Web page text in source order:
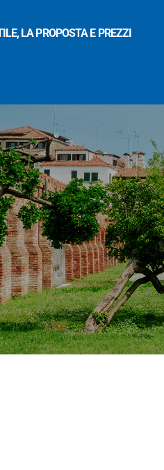
LA PROPOSTA E PREZZI